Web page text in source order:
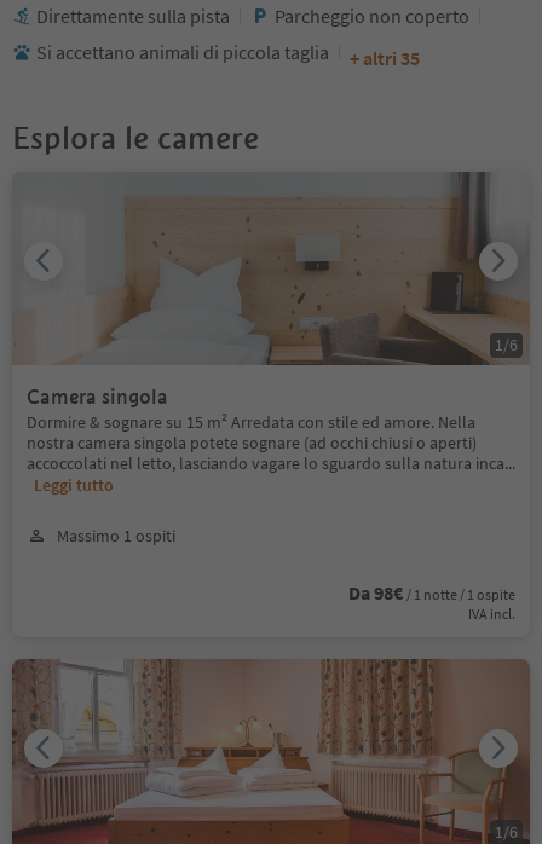
Direttamente sulla pista
Parcheggio non coperto
Si accettano animali di piccola taglia
+ altri 35
Esplora le camere
Camera singola
Dormire & sognare su 15 m² Arredata con stile ed amore. Nella
nostra camera singola potete sognare (ad occhi chiusi o aperti)
accoccolati nel letto, lasciando vagare lo sguardo sulla natura inca...
Leggi tutto
Massimo 1 ospiti
Da 98€ / 1 notte / 1 ospite
IVA incl.
1 /6
1 /6